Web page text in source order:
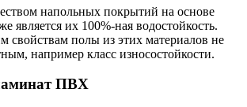
напольных покрытий на основе
является их 100%-ная водостойкость.
свойствам полы из этих материалов не
например класс износостойкости.
ПВХ